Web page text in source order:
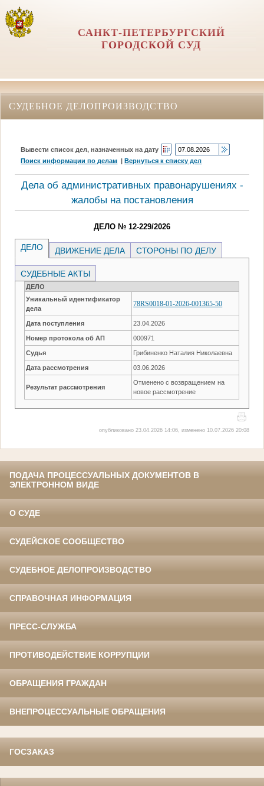
САНКТ-ПЕТЕРБУРГСКИЙ
ГОРОДСКОЙ СУД
СУДЕБНОЕ ДЕЛОПРОИЗВОДСТВО
Вывести список дел, назначенных на дату
Поиск информации по делам |Вернуться к списку дел
Дела об административных правонарушениях -
жалобы на постановления
ДЕЛО № 12-229/2026
ДЕЛО ДВИЖЕНИЕ ДЕЛА СТОРОНЫ ПО ДЕЛУ
СУДЕБНЫЕ АКТЫ
ДЕЛО
Уникальный идентификатор
дела
78RS0018-01-2026-001365-50
Дата поступления 23.04.2026
Номер протокола об АП 000971
Судья Грибиненко Наталия Николаевна
Дата рассмотрения 03.06.2026
Результат рассмотрения
Отменено с возвращением на
новое рассмотрение
опубликовано 23.04.2026 14:06, изменено 10.07.2026 20:08
ПОДАЧА ПРОЦЕССУАЛЬНЫХ ДОКУМЕНТОВ В
ЭЛЕКТРОННОМ ВИДЕ
О СУДЕ
СУДЕЙСКОЕ СООБЩЕСТВО
СУДЕБНОЕ ДЕЛОПРОИЗВОДСТВО
СПРАВОЧНАЯ ИНФОРМАЦИЯ
ПРЕСС-СЛУЖБА
ПРОТИВОДЕЙСТВИЕ КОРРУПЦИИ
ОБРАЩЕНИЯ ГРАЖДАН
ВНЕПРОЦЕССУАЛЬНЫЕ ОБРАЩЕНИЯ
ГОСЗАКАЗ